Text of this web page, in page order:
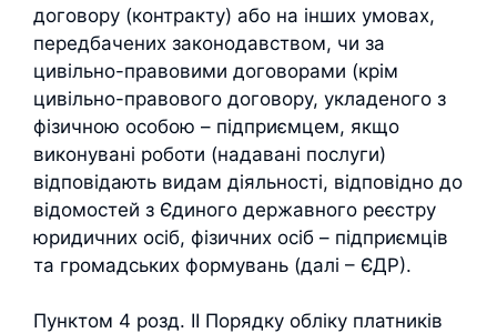
договору (контракту) або на інших умовах,
передбачених законодавством, чи за
цивільно-правовими договорами (крім
цивільно-правового договору, укладеного з
фізичною особою – підприємцем, якщо
виконувані роботи (надавані послуги)
відповідають видам діяльності, відповідно до
відомостей з Єдиного державного реєстру
юридичних осіб, фізичних осіб – підприємців
та громадських формувань (далі – ЄДР).
Пунктом 4 розд. ІІ Порядку обліку платників